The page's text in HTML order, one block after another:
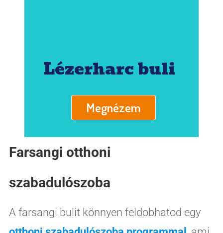
Lézerharc buli
Megnézem
Farsangi otthoni
szabadulószoba
A farsangi bulit könnyen feldobhatod egy